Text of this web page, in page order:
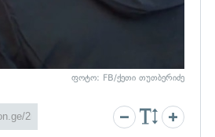
ფოტო: FB/ქეთი თუთბერიძე